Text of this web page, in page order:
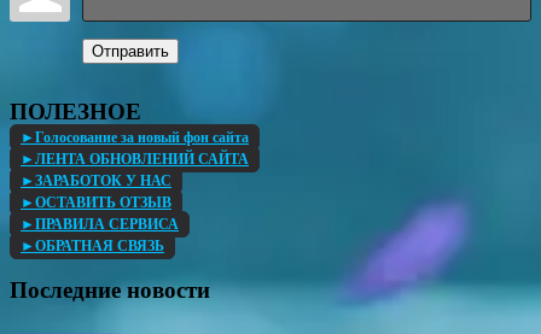
Отправить
ПОЛЕЗНОЕ
►Голосование за новый фон сайта
►ЛЕНТА ОБНОВЛЕНИЙ САЙТА
►ЗАРАБОТОК У НАС
►ОСТАВИТЬ ОТЗЫВ
►ПРАВИЛА СЕРВИСА
►ОБРАТНАЯ СВЯЗЬ
Последние новости